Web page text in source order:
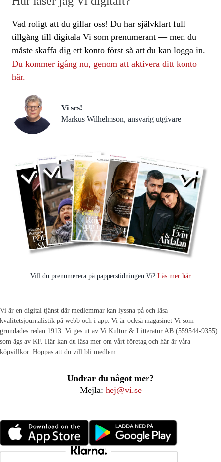
Vad roligt att du gillar oss! Du har självklart full
tillgång till digitala Vi som prenumerant — men du
måste skaffa dig ett konto först så att du kan logga in.
Du kommer igång nu, genom att aktivera ditt konto
här.
Vi ses!
Markus Wilhelmson, ansvarig utgivare
Vill du prenumerera på papperstidningen Vi? Läs mer här
Vi är en digital tjänst där medlemmar kan lyssna på och läsa
kvalitetsjournalistik på webb och i app. Vi är också magasinet Vi som
grundades redan 1913. Vi ges ut av Vi Kultur & Litteratur AB (559544-9355)
som ägs av KF. Här kan du läsa mer om vårt företag och här är våra
köpvillkor. Hoppas att du vill bli medlem.
Undrar du något mer?
Mejla: hej@vi.se